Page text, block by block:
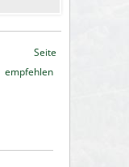
Seite
empfehlen